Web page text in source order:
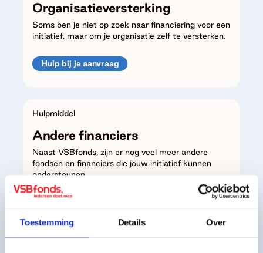
Toestemming Details Over
Organisatieversterking
Soms ben je niet op zoek naar financiering voor een
initiatief, maar om je organisatie zelf te versterken.
Hulp bij je aanvraag
Hulpmiddel
Andere financiers
Naast VSBfonds, zijn er nog veel meer andere
fondsen en financiers die jouw initiatief kunnen
ondersteunen.